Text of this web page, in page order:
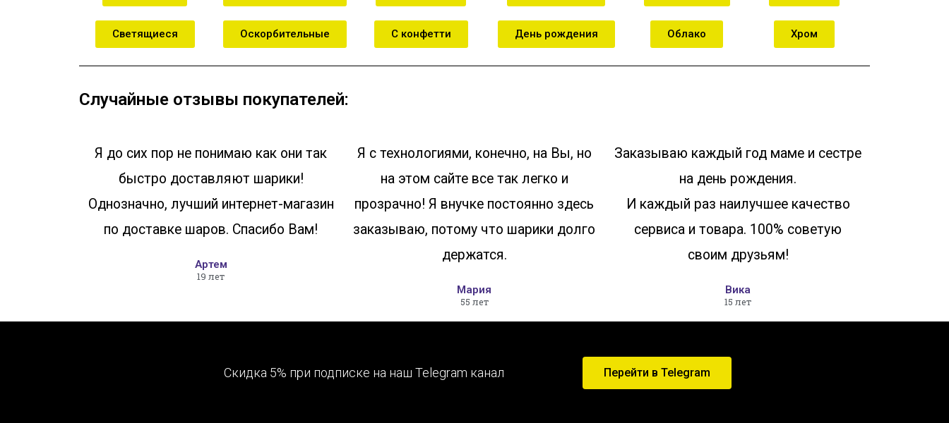
Светящиеся Оскорбительные С конфетти День рождения Облако Хром
Случайные отзывы покупателей:
Я до сих пор не понимаю как они так
быстро доставляют шарики!
Однозначно, лучший интернет-магазин
по доставке шаров. Спасибо Вам!
Артем
19 лет
Я с технологиями, конечно, на Вы, но
на этом сайте все так легко и
прозрачно! Я внучке постоянно здесь
заказываю, потому что шарики долго
держатся.
Мария
55 лет
Заказываю каждый год маме и сестре
на день рождения.
И каждый раз наилучшее качество
сервиса и товара. 100% советую
своим друзьям!
Вика
15 лет
Скидка 5% при подписке на наш Telegram канал Перейти в Telegram